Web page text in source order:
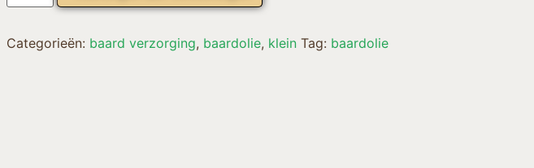
Categorieën: baard verzorging, baardolie, klein Tag: baardolie